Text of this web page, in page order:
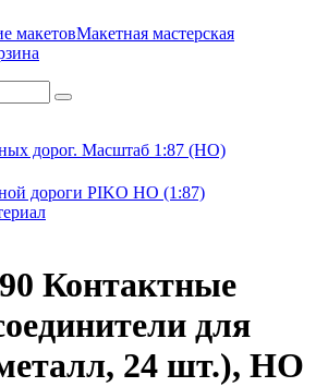
макетовМакетная мастерская
дорог. Масштаб 1:87 (HO)
дороги PIKO HO (1:87)
Контактные
для
24 шт.), НО